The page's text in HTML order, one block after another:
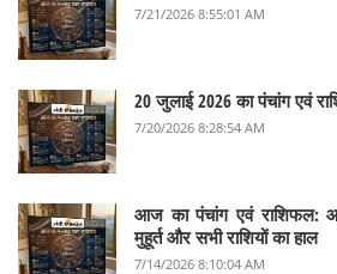
7/21/2026 8:55:01 AM
20 जुलाई 2026 का पंचांग एवं
7/20/2026 8:28:54 AM
आज का पंचांग एवं राशिफल:
मुहूर्त और सभी राशियों का हाल
7/14/2026 8:10:04 AM